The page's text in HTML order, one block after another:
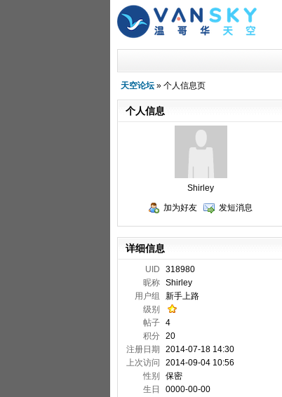
天空论坛 » 个人信息页
个人信息
Shirley
加为好友
发短消息
详细信息
UID
318980
昵称 Shirley
用户组
新手上路
级别
帖子 4
积分 20
注册日期
2014-07-18 14:30
上次访问
2014-09-04 10:56
性别
保密
生日
0000-00-00